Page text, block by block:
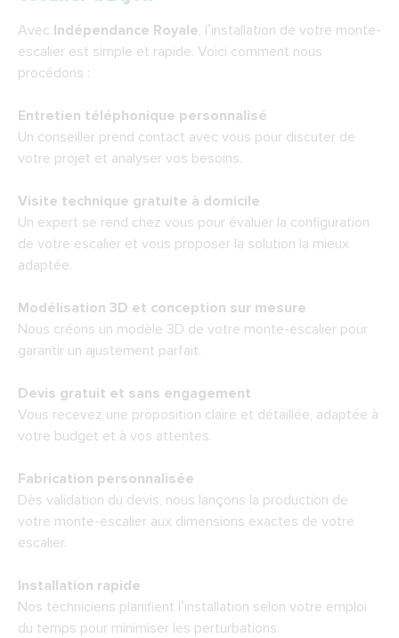
Avec Indépendance Royale, l’installation de votre monte-
escalier est simple et rapide. Voici comment nous
procédons :
Entretien téléphonique personnalisé
Un conseiller prend contact avec vous pour discuter de
votre projet et analyser vos besoins.
Visite technique gratuite à domicile
Un expert se rend chez vous pour évaluer la configuration
de votre escalier et vous proposer la solution la mieux
adaptée.
Modélisation 3D et conception sur mesure
Nous créons un modèle 3D de votre monte-escalier pour
garantir un ajustement parfait.
Devis gratuit et sans engagement
Vous recevez une proposition claire et détaillée, adaptée à
votre budget et à vos attentes.
Fabrication personnalisée
Dès validation du devis, nous lançons la production de
votre monte-escalier aux dimensions exactes de votre
escalier.
Installation rapide
Nos techniciens planifient l’installation selon votre emploi
du temps pour minimiser les perturbations.